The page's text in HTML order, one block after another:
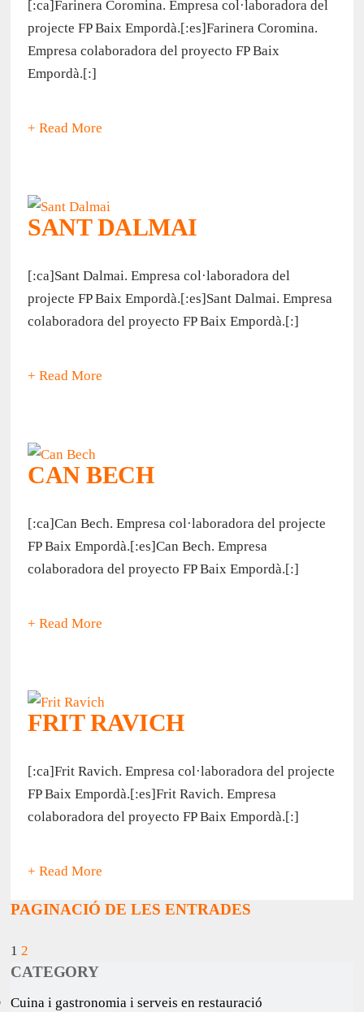
[:ca]Farinera Coromina. Empresa col·laboradora del
projecte FP Baix Empordà.[:es]Farinera Coromina.
Empresa colaboradora del proyecto FP Baix
Empordà.[:]
+ Read More
SANT DALMAI
[:ca]Sant Dalmai. Empresa col·laboradora del
projecte FP Baix Empordà.[:es]Sant Dalmai. Empresa
colaboradora del proyecto FP Baix Empordà.[:]
+ Read More
CAN BECH
[:ca]Can Bech. Empresa col·laboradora del projecte
FP Baix Empordà.[:es]Can Bech. Empresa
colaboradora del proyecto FP Baix Empordà.[:]
+ Read More
FRIT RAVICH
[:ca]Frit Ravich. Empresa col·laboradora del projecte
FP Baix Empordà.[:es]Frit Ravich. Empresa
colaboradora del proyecto FP Baix Empordà.[:]
+ Read More
PAGINACIÓ DE LES ENTRADES
1 2
CATEGORY
Cuina i gastronomia i serveis en restauració